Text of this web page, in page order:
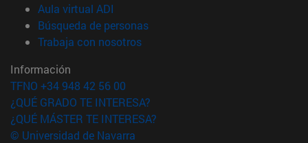
Aula virtual ADI
Búsqueda de personas(abre en nueva ventana)
Trabaja con nosotros(abre en nueva ventana)
Información
TFNO +34 948 42 56 00
¿QUÉ GRADO TE INTERESA?
¿QUÉ MÁSTER TE INTERESA?
© Universidad de Navarra